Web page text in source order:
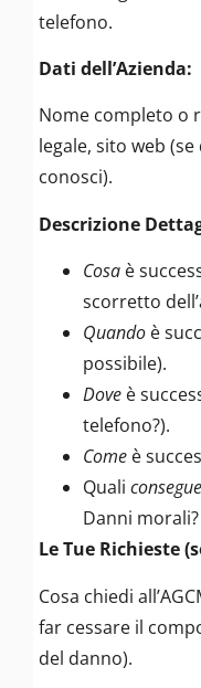
telefono.
Dati dell’Azienda:
Nome completo o
legale, sito web
conosci).
Descrizione
Cosa è
scorretto
Quando è
possibile).
Dove è
telefono?).
Come è
Quali
Danni
Le Tue Richieste
Cosa chiedi
far cessare il
del danno).